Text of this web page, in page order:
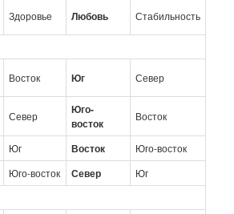
Здоровье Любовь Стабильность
Восток Юг Север
Север
Юго-
восток
Восток
Юг Восток Юго-восток
Юго-восток Север
Юг